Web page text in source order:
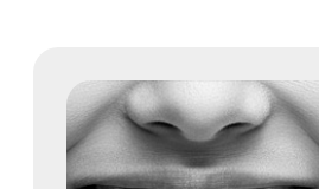
Лечение зубов и дёсен